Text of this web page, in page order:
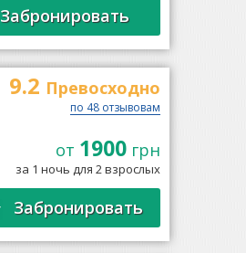
Забронировать
9.2 Превосходно
по 48 отзывовам
от 1900грн
за 1 ночь для 2 взрослых
Забронировать